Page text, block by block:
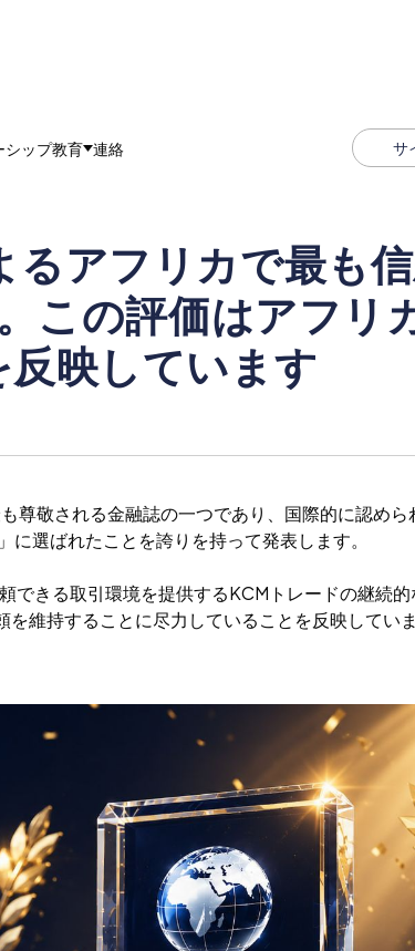
シップ教育 連絡 サ
アフリカで最も
この評価はアフリ
映しています
敬される金融誌の一つであり、国際的に認め
選ばれたことを誇りを持って発表します。
きる取引環境を提供するKCMトレードの継続的
維持することに尽力していることを反映していま